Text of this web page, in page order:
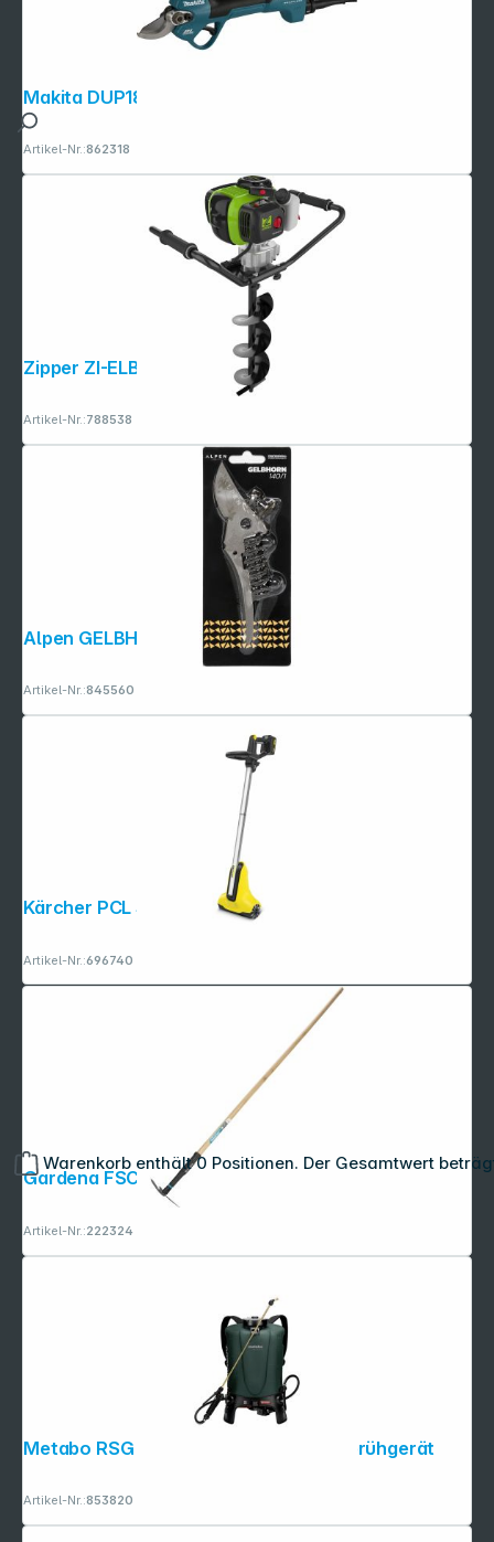
Warenkorb enthält 0 Positionen. Der Gesamtwert
Artikel-Nr.:862318
Zipper ZI-ELB380 Benzin-Erdbohrer
Artikel-Nr.:788538
Alpen GELBHORN 140 Ersatzteil-Kit
Artikel-Nr.:845560
Kärcher PCL 3-18 Battery Set
Artikel-Nr.:696740
Gardena FSC 100% Gartenhacke
Artikel-Nr.:222324
Metabo RSG 18 LTX 15 Akku-Rückensprühgerät
Artikel-Nr.:853820